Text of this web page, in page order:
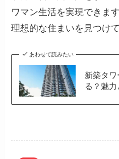
ワマン生活を実現できま
理想的な住まいを見つけ
あわせて読みたい
新築タ
る？魅